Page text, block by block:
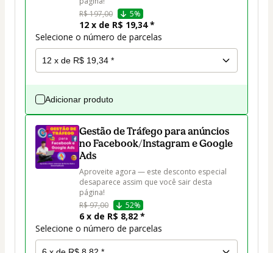
R$ 197,00
5%
12 x de R$ 19,34 *
Selecione o número de parcelas
Adicionar produto
Gestão de Tráfego para anúncios
no Facebook/Instagram e Google
Ads
Aproveite agora — este desconto especial
desaparece assim que você sair desta
página!
R$ 97,00
52%
6 x de R$ 8,82 *
Selecione o número de parcelas